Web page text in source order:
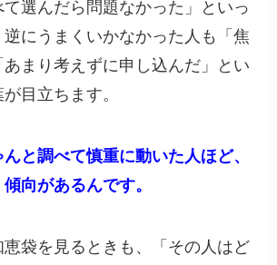
て選んだら問題なかった」といっ
にうまくいかなかった人も「焦
まり考えずに申し込んだ」とい
目立ちます。
んと調べて慎重に動いた人ほど、
向があるんです。
袋を見るときも、「その人はど